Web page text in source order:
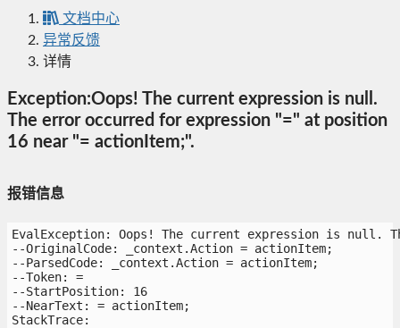
文档中心
异常反馈
详情
Exception:Oops! The current expression is null.
The error occurred for expression "=" at position
16 near "= actionItem;".
报错信息
EvalException: Oops! The current expression is
--OriginalCode: _context.Action = actionItem;
--ParsedCode: _context.Action = actionItem;
--Token: =
--StartPosition: 16
--NearText: = actionItem;
StackTrace: